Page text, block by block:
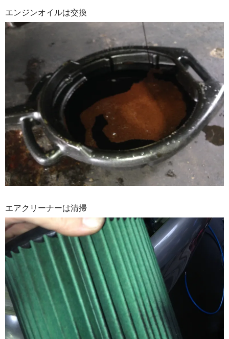
エンジンオイルは交換
エアクリーナーは清掃